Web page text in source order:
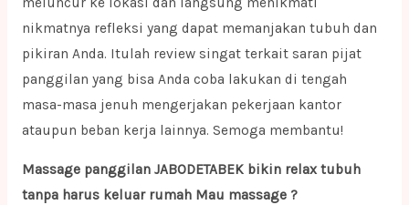
nikmatnya refleksi yang dapat memanjakan tubuh dan
pikiran Anda. Itulah review singat terkait saran pijat
panggilan yang bisa Anda coba lakukan di tengah
masa-masa jenuh mengerjakan pekerjaan kantor
ataupun beban kerja lainnya. Semoga membantu!
Massage panggilan JABODETABEK bikin relax tubuh
tanpa harus keluar rumah Mau massage ?